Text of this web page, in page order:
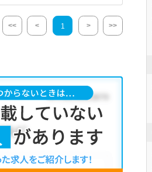
<< < 1 > >>